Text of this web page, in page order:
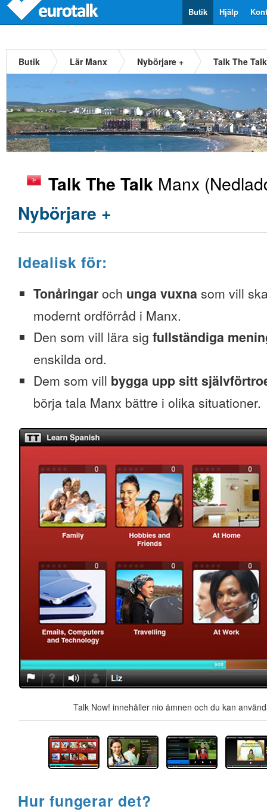
Hjälp
Butik
Butik Lär Manx Nybörjare + Talk The
Talk The Talk Manx
Nybörjare +
Idealisk för:
Tonåringar och unga vuxna som vill
modernt ordförråd i Manx.
Den som vill lära sig fullständiga
enskilda ord.
Dem som vill bygga upp sitt
börja tala Manx bättre i olika situationer.
Talk Now! innehåller nio ämnen och du kan
Hur fungerar det?